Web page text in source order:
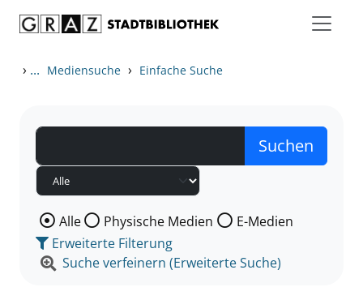
› ... Mediensuche › Einfache Suche
Wählen Sie die Medienart nach der Sie suchen wollen.
Alle Physische Medien
E-Medien
Erweiterte Filterung
Suche verfeinern (Erweiterte Suche)